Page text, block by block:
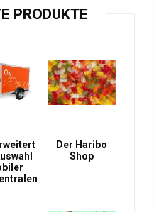
PRODUKTE
Der Haribo
Shop